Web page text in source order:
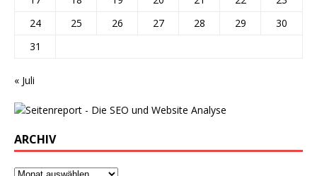
24
25 26 27 28 29
30
31
« Juli
ARCHIV